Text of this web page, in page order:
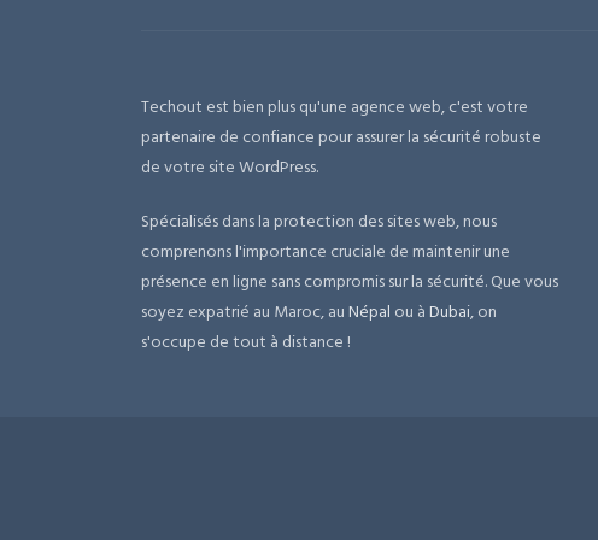
Techout est bien plus qu'une agence web, c'est votre
partenaire de confiance pour assurer la sécurité robuste
de votre site WordPress.
Spécialisés dans la protection des sites web, nous
comprenons l'importance cruciale de maintenir une
présence en ligne sans compromis sur la sécurité. Que vous
soyez expatrié au Maroc, auNépal ou àDubai, on
s'occupe de tout à distance !